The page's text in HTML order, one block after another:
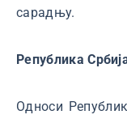
сарадњу.
Република
Односи